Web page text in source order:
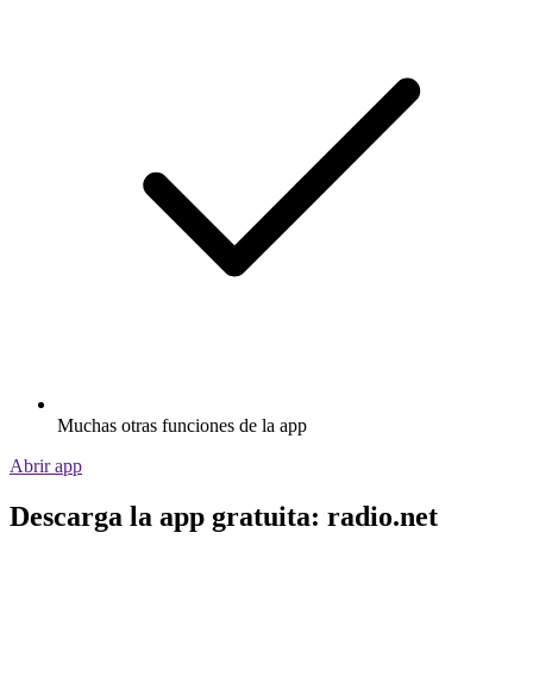
Muchas otras funciones de la app
Abrir app
Descarga la app gratuita: radio.net